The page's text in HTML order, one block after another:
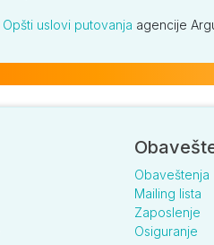
Opšti uslovi putovanja agencije
Obaveštenja
Mailing lista
Zaposlenje
Osiguranje